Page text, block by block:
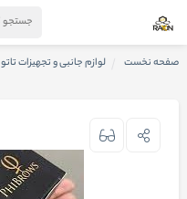
صفحه نخست لوازم جانبی و تجهیزات تاتو